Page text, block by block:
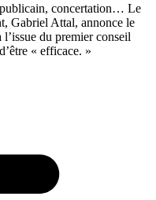
concertation… Le
Gabriel Attal, annonce le
du premier conseil
« efficace. »